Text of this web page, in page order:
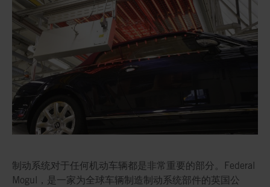
制动系统对于任何机动车辆都是非常重要的部分。Federal
Mogul，是一家为全球车辆制造制动系统部件的英国公